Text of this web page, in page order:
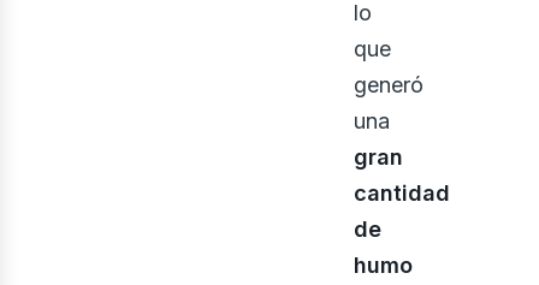
lo
que
generó
una
gran
cantidad
de
humo